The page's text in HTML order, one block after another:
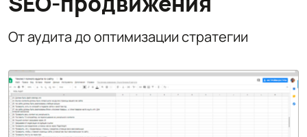
От аудита до оптимизации стратегии